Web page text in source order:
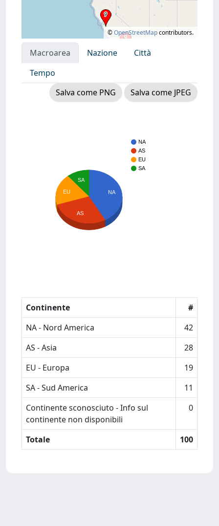
©OpenStreetMapcontributors.
Macroarea Nazione
Città
Tempo
Salva come PNG
Salva come JPEG
NA
AS
EU
SA
NA
SA
EU
AS
Continente
#
NA - Nord America
42
AS - Asia
28
EU - Europa
19
SA - Sud America
11
Continente sconosciuto - Info sul
continente non disponibili
0
Totale 100